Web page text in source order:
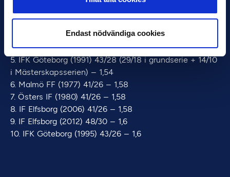
Endast nödvändiga cookies
1. AIK (1998) 25 mål/26 matcher – 0,96 mål per match
2. AIK (2009) 36/30 – 1,2
3. Malmö FF (1970) 30/22 – 1,36
4. Halmstads BK (1979) 38/26 – 1,46
5. IFK Göteborg (1991) 43/28 (29/18 i grundserie + 14/10
i Mästerskapsserien) – 1,54
6. Malmö FF (1977) 41/26 – 1,58
7. Östers IF (1980) 41/26 – 1,58
8. IF Elfsborg (2006) 41/26 – 1,58
9. IF Elfsborg (2012) 48/30 – 1,6
10. IFK Göteborg (1995) 43/26 – 1,6